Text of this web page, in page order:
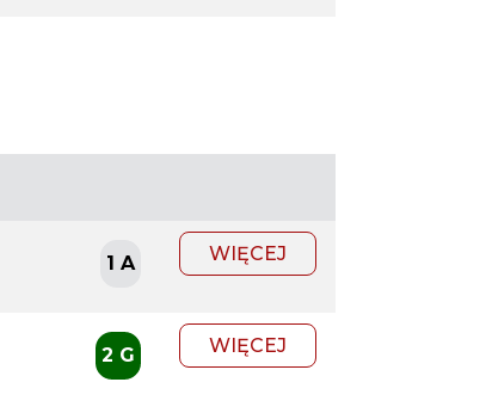
1 A WIĘCEJ
2 G WIĘCEJ